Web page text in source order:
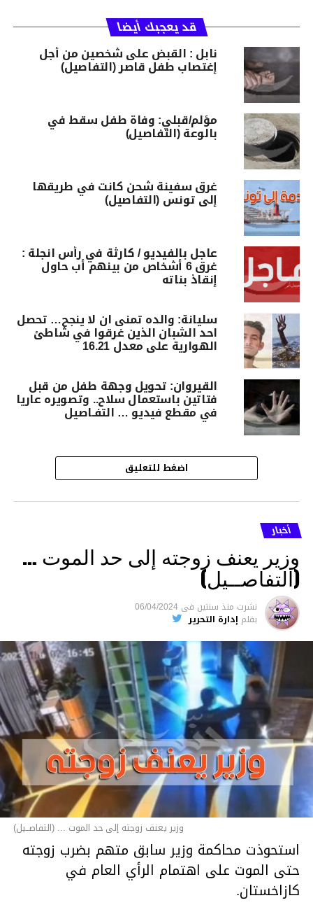
قد يعجبك أيضا
نابل : القبض على شخصين من أجل
إغتصاب طفل قاصر (التفاصيل)
مؤلم/قبلي: وفاة طفل سقط في
بالوعة (التفاصيل)
غرق سفينة شحن كانت في طريقها
إلى تونس (التفاصيل)
عاجل بالفيديو / كارثة في رأس انجلة :
غرق 6 أشخاص من بينهم أب حاول
إنقاذ بناته
سليانة: والده تمنى ان لا ينجح… تحصل
احد الشبان الذين غرقوا في شاطئ
الهوارية على معدل 16.21
القيروان: تحويل وجهة طفل من قبل
فتاتين باستعمال سلاح.. وتصويره عاريا
في مقطع فيديو … التفـاصيل
اضغط للتعليق
أخبار
وزير يعنف زوجته إلى حد الموت …
(التفاصــيل)
نشرت منذ سنتين فى 06/04/2024
بقلم إدارة التحرير
وزير يعنف زوجته إلى حد الموت ... (التفاصــيل)
استحوذت محاكمة وزير سابق متهم بضرب زوجته
حتى الموت على اهتمام الرأي العام في
كازاخستان.